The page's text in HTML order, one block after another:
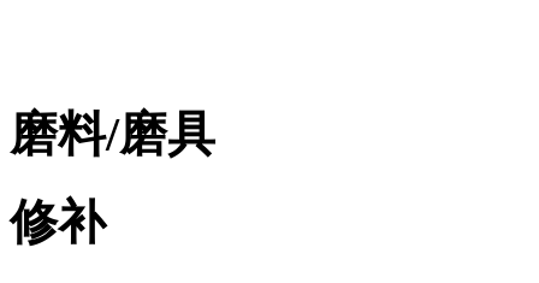
磨料/磨具
修补